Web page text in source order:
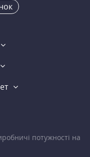
потужності на